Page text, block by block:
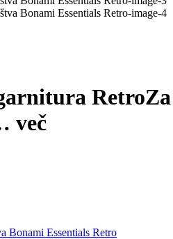
RetroZa
več
Bonami Essentials Retro